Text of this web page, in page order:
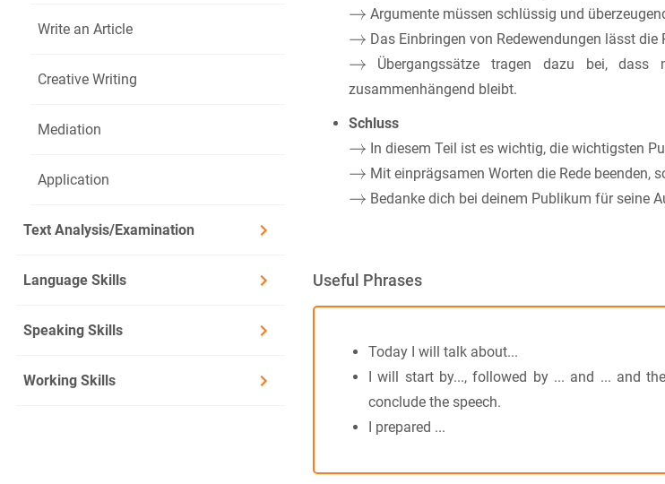
Write an Article
Creative Writing
Mediation
Application
Text Analysis/Examination
Language Skills
Speaking Skills
Working Skills
Argumente müssen schlüssig und
Das Einbringen von Redewendungen lässt
Übergangssätze tragen dazu bei,
zusammenhängend bleibt.
Schluss
In diesem Teil ist es wichtig, die wichtigsten
Mit einprägsamen Worten die Rede beenden,
Bedanke dich bei deinem Publikum für seine
Useful Phrases
Today I will talk about...
I will start by..., followed by ... and ... and
conclude the speech.
I prepared ...